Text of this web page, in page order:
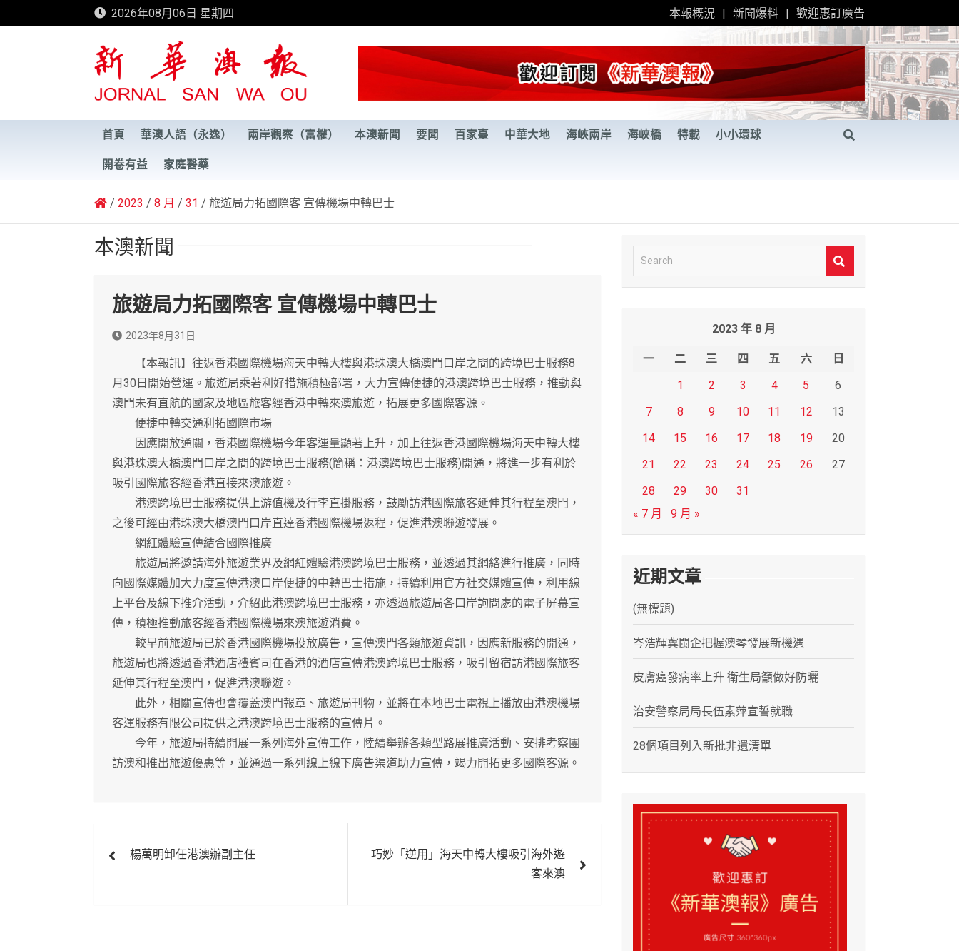
to
2026年08月06日 星期四 本報概況 新聞爆料 歡迎惠訂廣告
新華澳報
首頁 華澳人語（永逸） 兩岸觀察（富權） 本澳新聞 要聞 百家臺 中華大地 海峽兩岸 海峽橋 特載 小小環球
開卷有益 家庭醫藥
2023 8 月 31 旅遊局力拓國際客 宣傳機場中轉巴士
本澳新聞
旅遊局力拓國際客 宣傳機場中轉巴士
2023年8月31日
【本報訊】往返香港國際機場海天中轉大樓與港珠澳大橋澳門口岸之間的跨境巴士服務8
月30日開始營運。旅遊局乘著利好措施積極部署，大力宣傳便捷的港澳跨境巴士服務，推動與
澳門未有直航的國家及地區旅客經香港中轉來澳旅遊，拓展更多國際客源。
便捷中轉交通利拓國際市場
因應開放通關，香港國際機場今年客運量顯著上升，加上往返香港國際機場海天中轉大樓
與港珠澳大橋澳門口岸之間的跨境巴士服務(簡稱：港澳跨境巴士服務)開通，將進一步有利於
吸引國際旅客經香港直接來澳旅遊。
港澳跨境巴士服務提供上游值機及行李直掛服務，鼓勵訪港國際旅客延伸其行程至澳門，
之後可經由港珠澳大橋澳門口岸直達香港國際機場返程，促進港澳聯遊發展。
網紅體驗宣傳結合國際推廣
旅遊局將邀請海外旅遊業界及網紅體驗港澳跨境巴士服務，並透過其網絡進行推廣，同時
向國際媒體加大力度宣傳港澳口岸便捷的中轉巴士措施，持續利用官方社交媒體宣傳，利用線
上平台及線下推介活動，介紹此港澳跨境巴士服務，亦透過旅遊局各口岸詢問處的電子屏幕宣
傳，積極推動旅客經香港國際機場來澳旅遊消費。
較早前旅遊局已於香港國際機場投放廣告，宣傳澳門各類旅遊資訊，因應新服務的開通，
旅遊局也將透過香港酒店禮賓司在香港的酒店宣傳港澳跨境巴士服務，吸引留宿訪港國際旅客
延伸其行程至澳門，促進港澳聯遊。
此外，相關宣傳也會覆蓋澳門報章、旅遊局刊物，並將在本地巴士電視上播放由港澳機場
客運服務有限公司提供之港澳跨境巴士服務的宣傳片。
今年，旅遊局持續開展一系列海外宣傳工作，陸續舉辦各類型路展推廣活動、安排考察團
訪澳和推出旅遊優惠等，並通過一系列線上線下廣告渠道助力宣傳，竭力開拓更多國際客源。
章
楊萬明卸任港澳辦副主任
巧妙「逆用」海天中轉大樓吸引海外遊
客來澳
e
2023 年 8 月
一 二 三 四 五 六
日
1
2 3 4 5
6
7
8 9 10 11 12
13
14
15 16 17 18 19
20
21
22 23 24 25 26
27
28
29 30
31
« 7 月
9 月 »
近期文章
(無標題)
岑浩輝冀閩企把握澳琴發展新機遇
皮膚癌發病率上升 衛生局籲做好防曬
治安警察局局長伍素萍宣誓就職
28個項目列入新批非遺清單